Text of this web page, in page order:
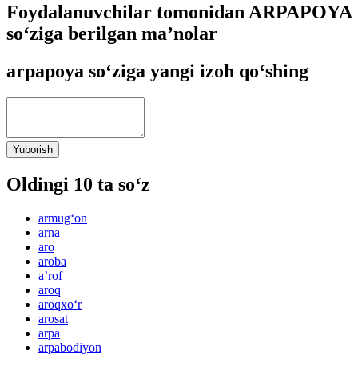
Foydalanuvchilar tomonidan ARPAPOYA
so‘ziga berilgan ma’nolar
arpapoya so‘ziga yangi izoh qo‘shing
Yuborish
Oldingi 10 ta so‘z
armug‘on
arna
aro
aroba
aʼrof
aroq
aroqxo‘r
arosat
arpa
arpabodiyon